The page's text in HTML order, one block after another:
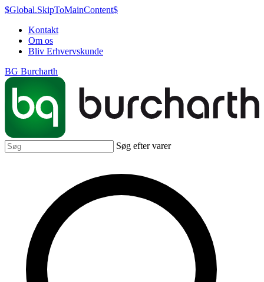
$Global.SkipToMainContent$
Kontakt
Om os
Bliv Erhvervskunde
BG Burcharth
Søg efter varer